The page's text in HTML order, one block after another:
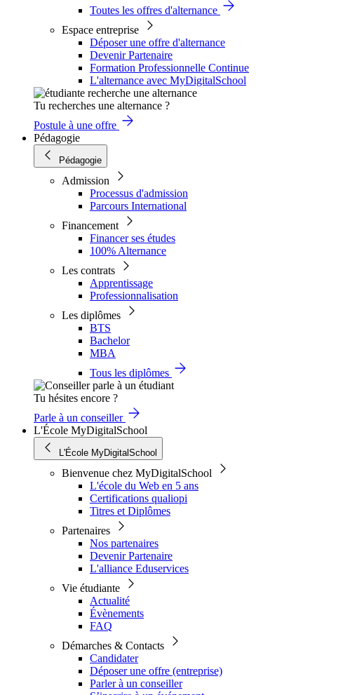
Toutes les offres d'alternance
Espace entreprise
Déposer une offre d'alternance
Devenir Partenaire
Formation Professionnelle Continue
L'alternance avec MyDigitalSchool
Tu recherches une alternance ?
Postule à une offre
Pédagogie
Pédagogie
Admission
Processus d'admission
Parcours International
Financement
Financer ses études
100% Alternance
Les contrats
Apprentissage
Professionnalisation
Les diplômes
BTS
Bachelor
MBA
Tous les diplômes
Tu hésites encore ?
Parle à un conseiller
L'École MyDigitalSchool
L'École MyDigitalSchool
Bienvenue chez MyDigitalSchool
L'école du Web en 5 ans
Certifications qualiopi
Titres et Diplômes
Partenaires
Nos partenaires
Devenir Partenaire
L'alliance Eduservices
Vie étudiante
Actualité
Évènements
FAQ
Démarches & Contacts
Candidater
Déposer une offre (entreprise)
Parler à un conseiller